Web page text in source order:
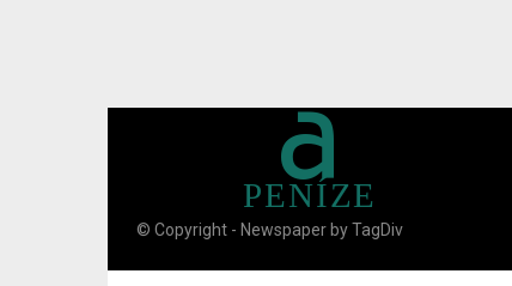
a
PENÍZE
© Copyright - Newspaper by TagDiv